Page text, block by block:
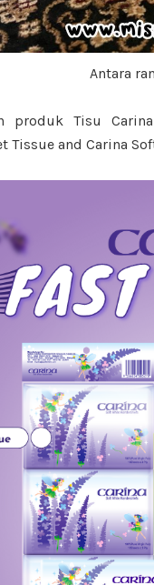
Antara
produk Tisu
Tissue and Carina